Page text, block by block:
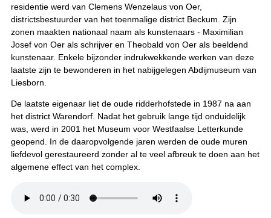
residentie werd van Clemens Wenzelaus von Oer,
districtsbestuurder van het toenmalige district Beckum. Zijn
zonen maakten nationaal naam als kunstenaars - Maximilian
Josef von Oer als schrijver en Theobald von Oer als beeldend
kunstenaar. Enkele bijzonder indrukwekkende werken van deze
laatste zijn te bewonderen in het nabijgelegen Abdijmuseum van
Liesborn.
De laatste eigenaar liet de oude ridderhofstede in 1987 na aan
het district Warendorf. Nadat het gebruik lange tijd onduidelijk
was, werd in 2001 het Museum voor Westfaalse Letterkunde
geopend. In de daaropvolgende jaren werden de oude muren
liefdevol gerestaureerd zonder al te veel afbreuk te doen aan het
algemene effect van het complex.